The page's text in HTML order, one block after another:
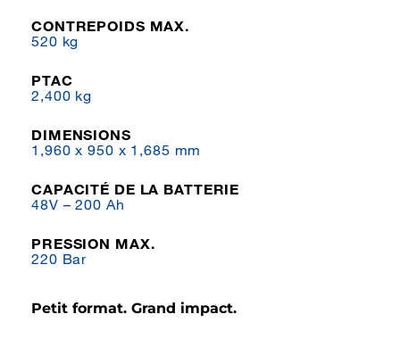
CONTREPOIDS MAX.
520 kg
PTAC
2,400 kg
DIMENSIONS
1,960 x 950 x 1,685 mm
CAPACITÉ DE LA BATTERIE
48V – 200 Ah
PRESSION MAX.
220 Bar
Petit format. Grand impact.